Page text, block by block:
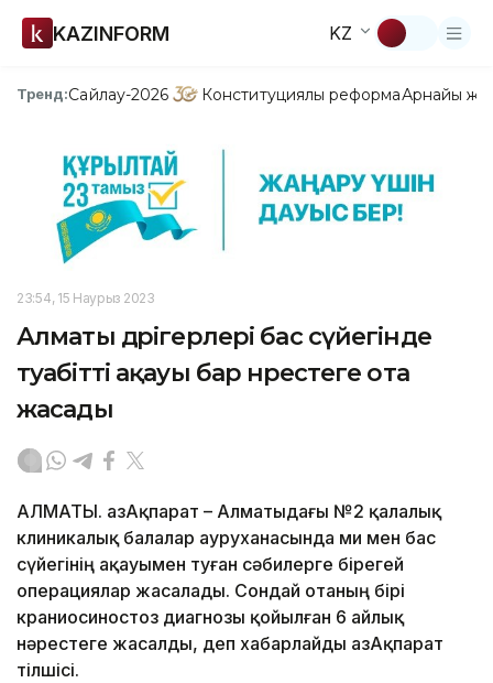
KAZINFORM KZ
Тренд:Сайлау-2026 Конституциялық реформаАрнайы
23:54, 15 Наурыз 2023
Алматы дәрігерлері бас сүйегінде
туабітті ақауы бар нәрестеге ота
жасады
АЛМАТЫ. ҚазАқпарат – Алматыдағы №2 қалалық
клиникалық балалар ауруханасында ми мен бас
сүйегінің ақауымен туған сәбилерге бірегей
операциялар жасалады. Сондай отаның бірі
краниосиностоз диагнозы қойылған 6 айлық
нәрестеге жасалды, деп хабарлайды ҚазАқпарат
тілшісі.